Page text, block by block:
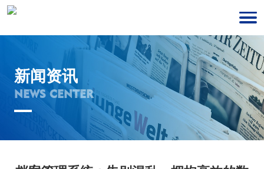
新闻资讯
NEWS CENTER